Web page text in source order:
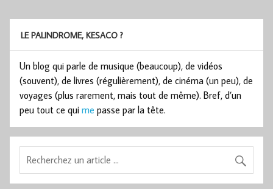
LE PALINDROME, KESACO ?
Un blog qui parle de musique (beaucoup), de vidéos
(souvent), de livres (régulièrement), de cinéma (un peu), de
voyages (plus rarement, mais tout de même). Bref, d’un
peu tout ce qui me passe par la tête.